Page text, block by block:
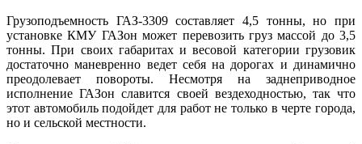
Грузоподъемность ГАЗ-3309 составляет 4,5 тонны, но при
установке КМУ ГАЗон может перевозить груз массой до 3,5
тонны. При своих габаритах и весовой категории грузовик
достаточно маневренно ведет себя на дорогах и динамично
преодолевает повороты. Несмотря на заднеприводное
исполнение ГАЗон славится своей вездеходностью, так что
этот автомобиль подойдет для работ не только в черте города,
но и сельской местности.